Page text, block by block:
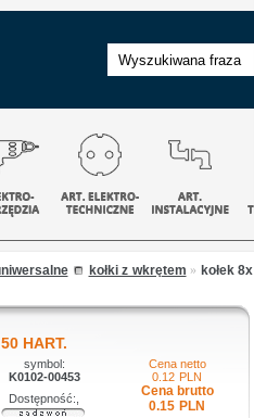
kołki z wkrętem » kołek 8x
HART.
symbol:
K0102-00453
Dostępność:,
Cena netto
0.12 PLN
Cena brutto
0.15 PLN